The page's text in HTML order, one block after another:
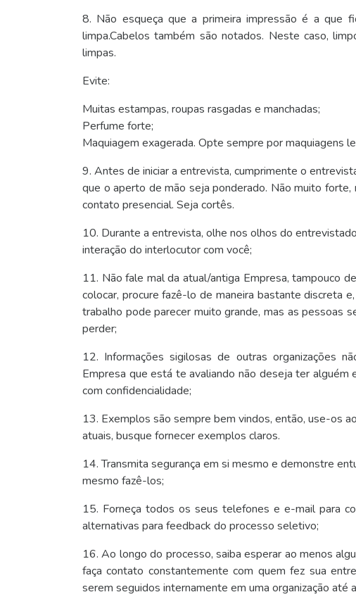
8. Não esqueça que a primeira impressão é a que
limpa.Cabelos também são notados. Neste caso,
limpas.
Evite:
Muitas estampas, roupas rasgadas e manchadas;
Perfume forte;
Maquiagem exagerada. Opte sempre por maquiagens
9. Antes de iniciar a entrevista, cumprimente o
que o aperto de mão seja ponderado. Não muito
contato presencial. Seja cortês.
10. Durante a entrevista, olhe nos olhos do
interação do interlocutor com você;
11. Não fale mal da atual/antiga Empresa, tampouco
colocar, procure fazê-lo de maneira bastante discreta
trabalho pode parecer muito grande, mas as pessoas
perder;
12. Informações sigilosas de outras organizações
Empresa que está te avaliando não deseja ter alguém
com confidencialidade;
13. Exemplos são sempre bem vindos, então, use-os
atuais, busque fornecer exemplos claros.
14. Transmita segurança em si mesmo e demonstre
mesmo fazê-los;
15. Forneça todos os seus telefones e e-mail para
alternativas para feedback do processo seletivo;
16. Ao longo do processo, saiba esperar ao menos
faça contato constantemente com quem fez sua
serem seguidos internamente em uma organização até